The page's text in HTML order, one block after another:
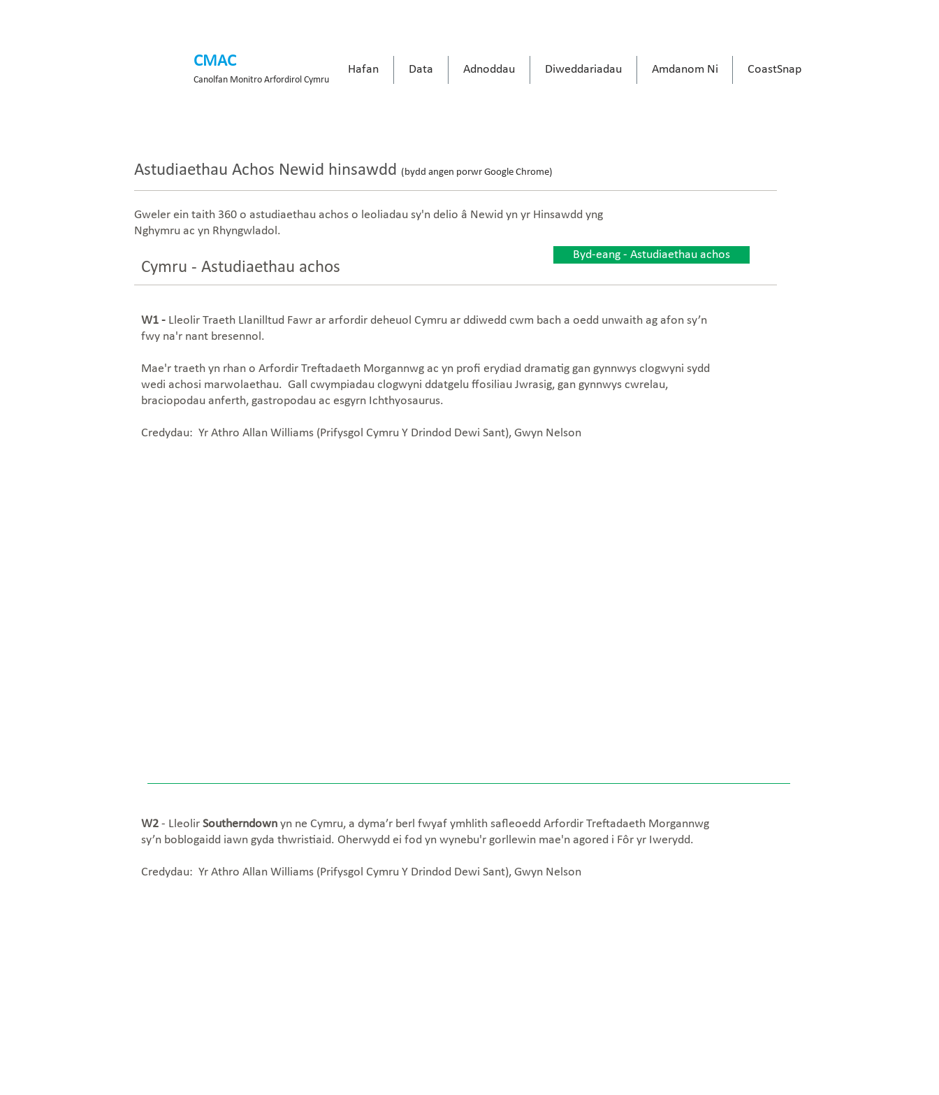
CMAC
Canolfan Monitro Arfordirol Cymru
Hafan Data Adnoddau Diweddariadau Amdanom Ni CoastSnap
Astudiaethau Achos Newid hinsawdd (bydd angen porwr Google Chrome)
Gweler ein taith 360 o astudiaethau achos o leoliadau sy'n delio â Newid yn yr Hinsawdd yng
Nghymru ac yn Rhyngwladol.
Cymru - Astudiaethau achos
Byd-eang - Astudiaethau achos
W1 - Lleolir Traeth Llanilltud Fawr ar arfordir deheuol Cymru ar ddiwedd cwm bach a oedd unwaith ag afon sy’n
fwy na'r nant bresennol.
Mae'r traeth yn rhan o Arfordir Treftadaeth Morgannwg ac yn profi erydiad dramatig gan gynnwys clogwyni sydd
wedi achosi marwolaethau. Gall cwympiadau clogwyni ddatgelu ffosiliau Jwrasig, gan gynnwys cwrelau,
braciopodau anferth, gastropodau ac esgyrn Ichthyosaurus.
Credydau: Yr Athro Allan Williams (Prifysgol Cymru Y Drindod Dewi Sant), Gwyn Nelson
W2 - Lleolir Southerndown yn ne Cymru, a dyma’r berl fwyaf ymhlith safleoedd Arfordir Treftadaeth Morgannwg
sy’n boblogaidd iawn gyda thwristiaid. Oherwydd ei fod yn wynebu'r gorllewin mae'n agored i Fôr yr Iwerydd.
Credydau: Yr Athro Allan Williams (Prifysgol Cymru Y Drindod Dewi Sant), Gwyn Nelson